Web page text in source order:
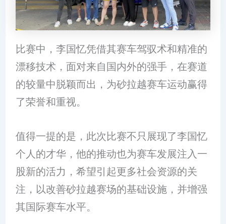
比赛中，李国忆凭借其赛车驾驭术和精准的
漂移技术，面对来自国内外的强手，在赛道
的较量中脱颖而出，为砂拉越赛车运动赢得
了荣誉和重视。
值得一提的是，此次比赛不只展现了李国忆
个人的才华，他的推动也为赛车发展注入一
股新的活力，希望引起更多社会资源的关
注，以改善砂拉越赛场的基础设施，并增强
其国际赛车水平。